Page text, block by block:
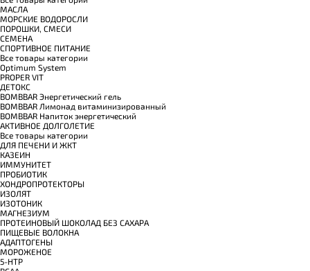
МАСЛА
МОРСКИЕ ВОДОРОСЛИ
ПОРОШКИ, СМЕСИ
СЕМЕНА
СПОРТИВНОЕ ПИТАНИЕ
Все товары категории
Optimum System
PROPER VIT
ДЕТОКС
BOMBBAR Энергетический гель
BOMBBAR Лимонад витаминизированный
BOMBBAR Напиток энергетический
АКТИВНОЕ ДОЛГОЛЕТИЕ
Все товары категории
ДЛЯ ПЕЧЕНИ И ЖКТ
КАЗЕИН
ИММУНИТЕТ
ПРОБИОТИК
ХОНДРОПРОТЕКТОРЫ
ИЗОЛЯТ
ИЗОТОНИК
МАГНЕЗИУМ
ПРОТЕИНОВЫЙ ШОКОЛАД БЕЗ САХАРА
ПИЩЕВЫЕ ВОЛОКНА
АДАПТОГЕНЫ
МОРОЖЕНОЕ
5-HTP